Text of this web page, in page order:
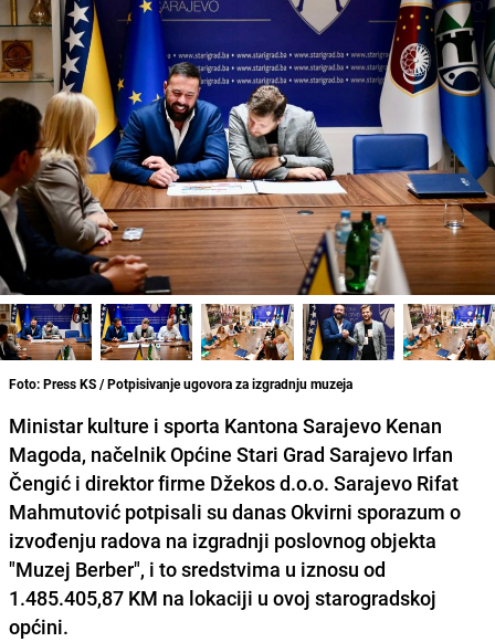
Foto: Press KS / Potpisivanje ugovora za izgradnju muzeja
Ministar kulture i sporta Kantona Sarajevo Kenan
Magoda, načelnik Općine Stari Grad Sarajevo Irfan
Čengić i direktor firme Džekos d.o.o. Sarajevo Rifat
Mahmutović potpisali su danas Okvirni sporazum o
izvođenju radova na izgradnji poslovnog objekta
"Muzej Berber", i to sredstvima u iznosu od
1.485.405,87 KM na lokaciji u ovoj starogradskoj
općini.